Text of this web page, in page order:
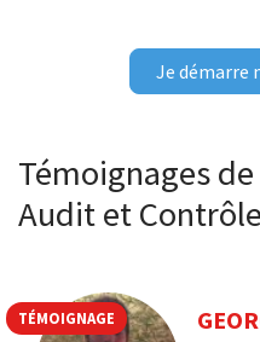
Je démarre
Témoignages
Audit et
TÉMOIGNAGE